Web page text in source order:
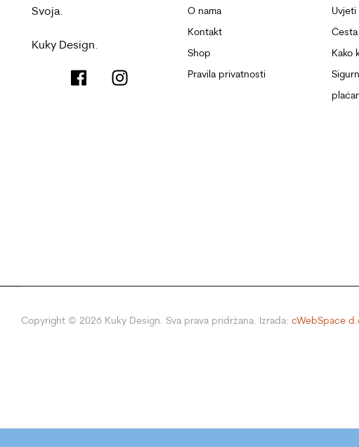
Svoja.
Kuky Design.
O nama
Kontakt
Shop
Pravila privatnosti
Kako
Copyright © 2026 Kuky Design. Sva prava pridržana. Izrada: cWebSpace